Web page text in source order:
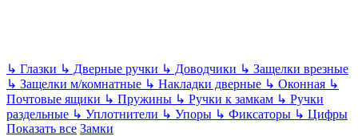
↳ Глазки ↳ Дверные ручки ↳ Доводчики ↳ Защелки врезные
↳ Защелки м/комнатные ↳ Накладки дверные ↳ Оконная ↳
Почтовые ящики ↳ Пружины ↳ Ручки к замкам ↳ Ручки
раздельные ↳ Уплотнители ↳ Упоры ↳ Фиксаторы ↳ Цифры
Показать все Замки